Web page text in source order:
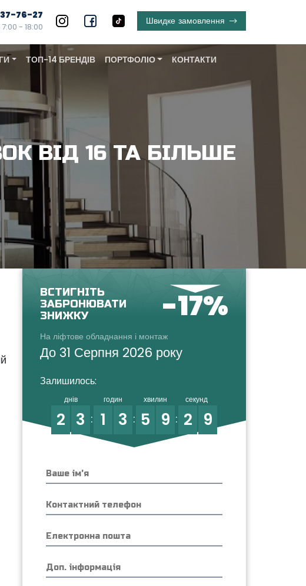
76-27
7:00 - 18:00
Швидке замовлення
ТОП-14 БРЕНДІВ ПОРТФОЛІО КОНТАКТИ
ВІД 16 ТА БІЛЬШЕ
ВСТИГНІТЬ
ЗАБРОНЮВАТИ
ЗНИЖКУ
-17%
На ліфтове обладнання і монтаж
До 31 Серпня 2026 року
Залишилось:
днів
2 3
годин
1 3
хвилин
5 9
секунд
2 8